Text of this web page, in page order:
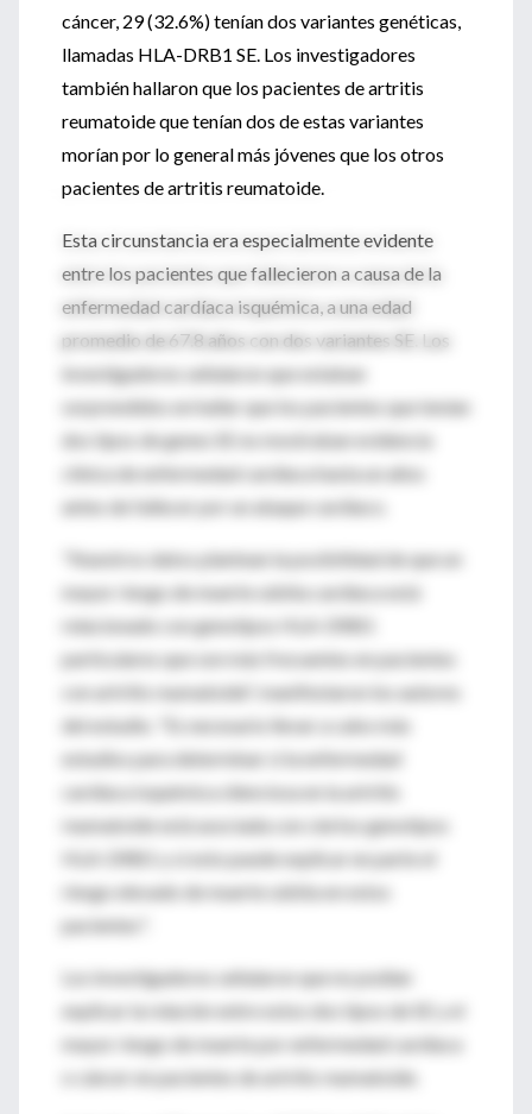
cáncer, 29 (32.6%) tenían dos variantes genéticas,
llamadas HLA-DRB1 SE. Los investigadores
también hallaron que los pacientes de artritis
reumatoide que tenían dos de estas variantes
morían por lo general más jóvenes que los otros
pacientes de artritis reumatoide.
Esta circunstancia era especialmente evidente
entre los pacientes que fallecieron a causa de la
enfermedad cardíaca isquémica, a una edad
promedio de 67.8 años con dos variantes SE. Los
investigadores señalaron que estaban
sorprendidos en hallar que los pacientes que tenían
dos tipos de genes SE no mostraban evidencia
clínica de enfermedad cardíaca hasta un años
antes de fallecer por un ataque cardiaco.
"Nuestros datos plantean la posibilidad de que un
mayor riesgo de muerte súbita cardíaca está
relacionado con genotipos HLA-DRB1
particulares que son más frecuentes en pacientes
con artritis reumatoide", manifestaron los autores
del estudio. "Es necesario llevar a cabo más
estudios para determinar si la enfermedad
cardíaca isquémica silenciosa en la artritis
reumatoide está asociada con ciertos genotipos
HLA-DRB1 y si esto puede explicar en parte el
riesgo elevado de muerte súbita en estos
pacientes".
Los investigadores señalaron que no podían
explicar la relación entre estos dos tipos de SE y el
mayor riesgo de muerte por enfermedad cardíaca
o cáncer en pacientes de artritis reumatoide.